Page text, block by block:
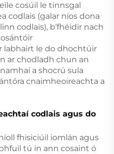
cosúil le tinnsgal
codlais (galar níos dona
codlais), b’fhéidir nach
labhairt le do dhochtúir
ar chodladh chun an
a shocrú sula
cnaimheoireachta a
codlais agus do
fhisiciúil iomlán agus
tú in ann cosaint ó